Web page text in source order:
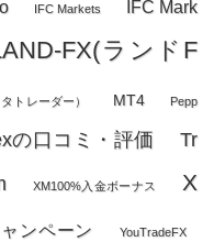
IFC Markets IFC Mark
FX(ランドF
トレーダー） MT4 Pepp
の口コミ・評価
Tr
XM100%入金ボーナス
X
ンペーン YouTradeFX